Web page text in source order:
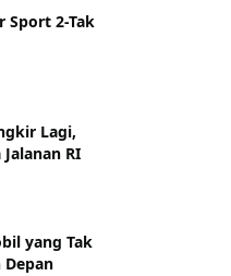
Sport 2-Tak
Lagi,
RI
yang Tak
Depan